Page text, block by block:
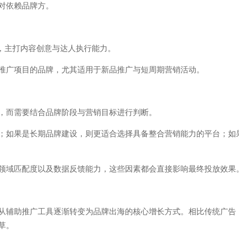
赖品牌方。
打内容创意与达人执行能力。
项目的品牌，尤其适用于新品推广与短周期营销活动。
需要结合品牌阶段与营销目标进行判断。
果是长期品牌建设，则更适合选择具备整合营销能力的平台；如
匹配度以及数据反馈能力，这些因素都会直接影响最终投放效果。
助推广工具逐渐转变为品牌出海的核心增长方式。相比传统广告